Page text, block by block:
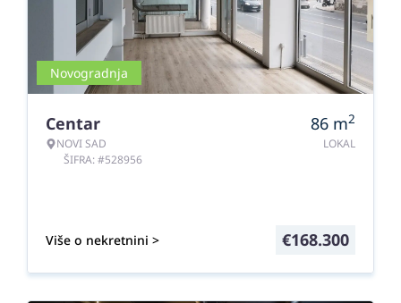
Novogradnja
Centar
NOVI SAD
ŠIFRA: #528956
86 m2
LOKAL
Više o nekretnini > €168.300